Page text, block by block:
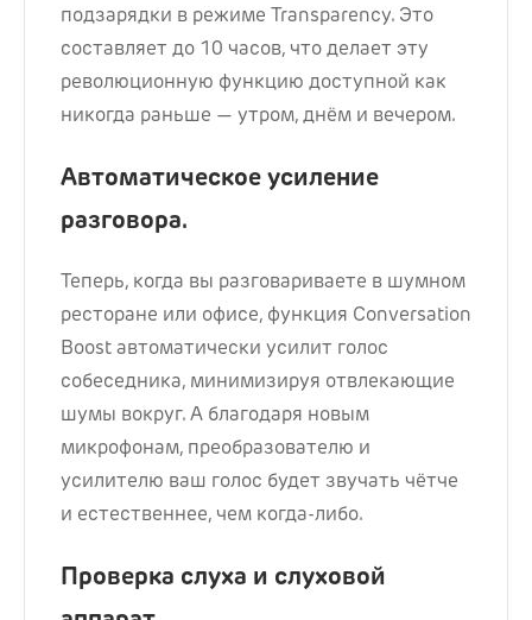
подзарядки в режиме Transparency. Это
составляет до 10 часов, что делает эту
революционную функцию доступной как
никогда раньше — утром, днём и вечером.
Автоматическое усиление
разговора.
Теперь, когда вы разговариваете в шумном
ресторане или офисе, функция Conversation
Boost автоматически усилит голос
собеседника, минимизируя отвлекающие
шумы вокруг. А благодаря новым
микрофонам, преобразователю и
усилителю ваш голос будет звучать чётче
и естественнее, чем когда-либо.
Проверка слуха и слуховой